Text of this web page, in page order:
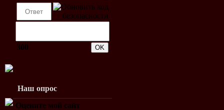
300
Наш опрос
Оцените мой сайт